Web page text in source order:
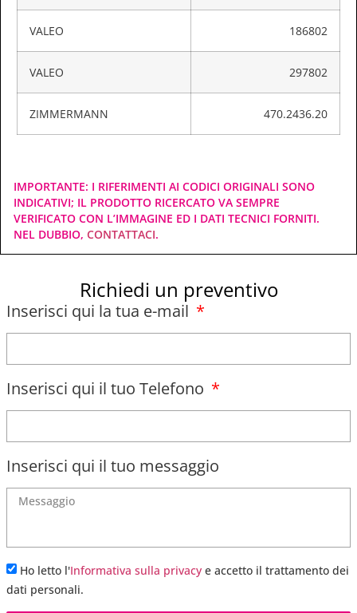
VALEO 186802
VALEO 297802
ZIMMERMANN 470.2436.20
IMPORTANTE: I RIFERIMENTI AI CODICI ORIGINALI SONO
INDICATIVI; IL PRODOTTO RICERCATO VA SEMPRE
VERIFICATO CON L’IMMAGINE ED I DATI TECNICI FORNITI.
NEL DUBBIO, CONTATTACI.
Richiedi un preventivo
Inserisci qui la tua e-mail
Inserisci qui il tuo Telefono
Inserisci qui il tuo messaggio
Ho letto l'Informativa sulla privacy e accetto il trattamento dei
dati personali.